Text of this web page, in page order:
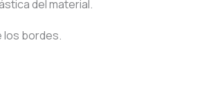
del material.
los bordes.